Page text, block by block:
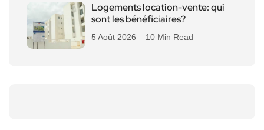
Logements location-vente: qui
sont les bénéficiaires?
5 Août 2026 10 Min Read